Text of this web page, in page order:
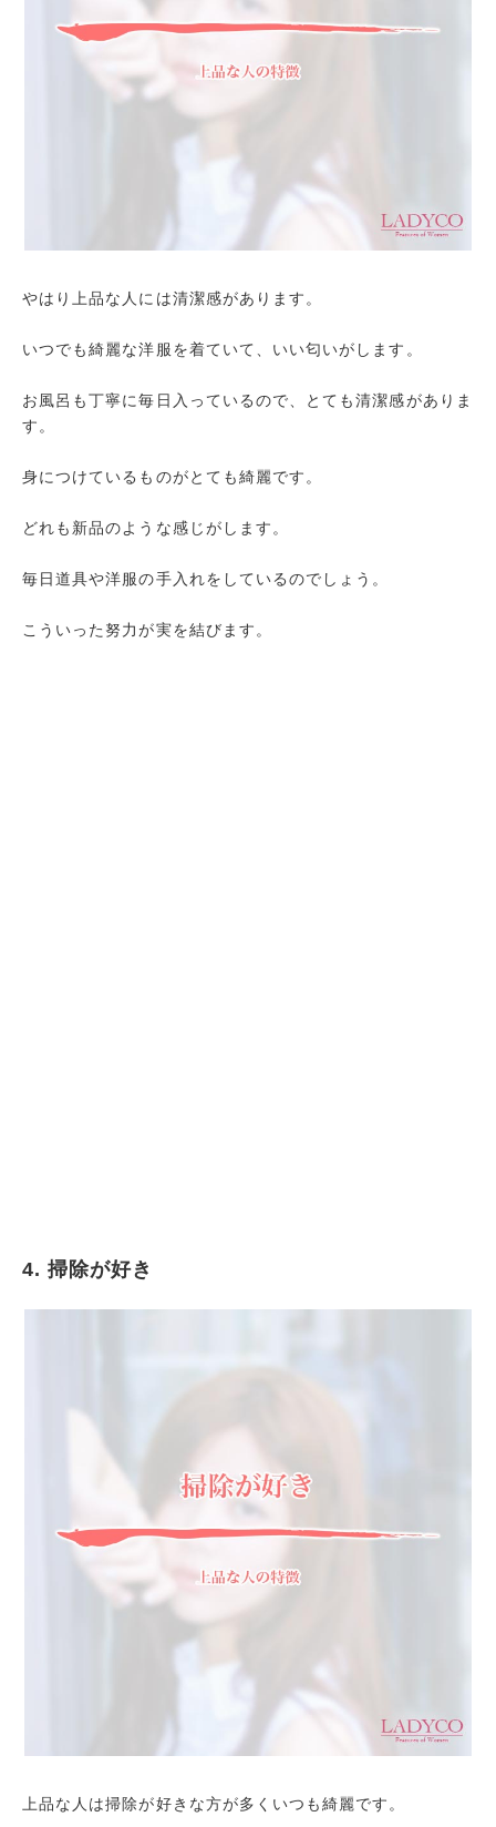
やはり上品な人には清潔感があります。
いつでも綺麗な洋服を着ていて、いい匂いがします。
お風呂も丁寧に毎日入っているので、とても清潔感がありま
す。
身につけているものがとても綺麗です。
どれも新品のような感じがします。
毎日道具や洋服の手入れをしているのでしょう。
こういった努力が実を結びます。
4. 掃除が好き
上品な人は掃除が好きな方が多くいつも綺麗です。